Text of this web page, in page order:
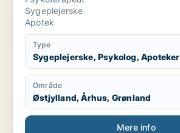
Sygeplejerske
Apotek
Type
Sygeplejerske, Psykolog, Apoteker
Område
Østjylland, Århus, Grønland
Mere info